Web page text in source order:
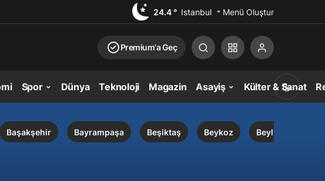
24.4 ° Istanbul Menü Oluştur
Premium'a Geç
Spor Dünya Teknoloji Magazin Asayiş Külter & Sanat
Başakşehir Bayrampaşa Beşiktaş Beykoz Beylikdüzü